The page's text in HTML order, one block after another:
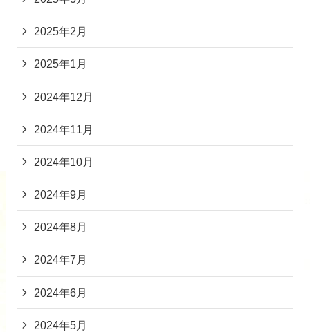
2025年2月
2025年1月
2024年12月
2024年11月
2024年10月
2024年9月
2024年8月
2024年7月
2024年6月
2024年5月